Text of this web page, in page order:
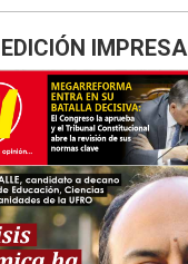
EDICIÓN IMPRESA